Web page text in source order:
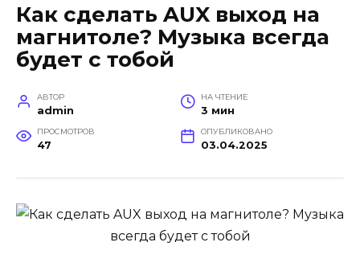
Как сделать AUX выход на
магнитоле? Музыка всегда
будет с тобой
АВТОР
admin
НА ЧТЕНИЕ
3 мин
ПРОСМОТРОВ
47
ОПУБЛИКОВАНО
03.04.2025